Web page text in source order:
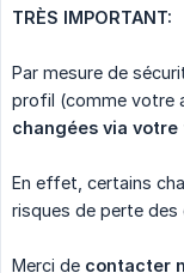
TRÈS IMPORTANT:
Par mesure de
profil (comme votre
changées via votre
En effet, certains
risques de perte des
Merci de contacter